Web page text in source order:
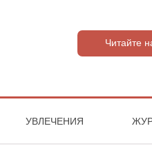
Читайте
УВЛЕЧЕНИЯ